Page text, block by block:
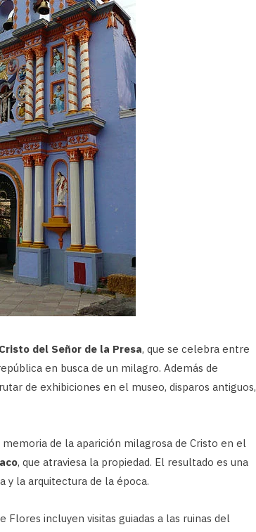
Cristo del Señor de la Presa, que se celebra entre
en busca de un milagro. Además de
de exhibiciones en el museo, disparos antiguos,
de la aparición milagrosa de Cristo en el
, que atraviesa la propiedad. El resultado es una
y la arquitectura de la época.
incluyen visitas guiadas a las ruinas del